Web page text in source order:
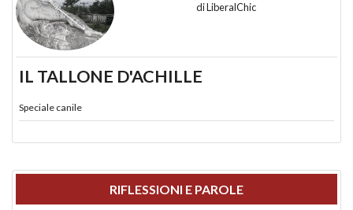
diLiberalChic
IL TALLONE D'ACHILLE
Speciale canile
RIFLESSIONI E PAROLE